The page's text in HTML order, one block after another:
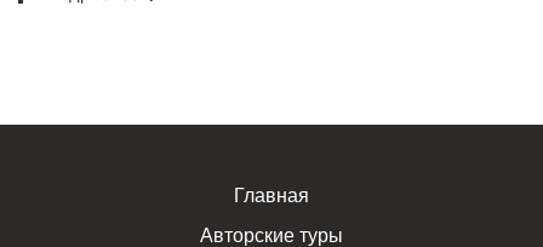
Главная
Авторские туры